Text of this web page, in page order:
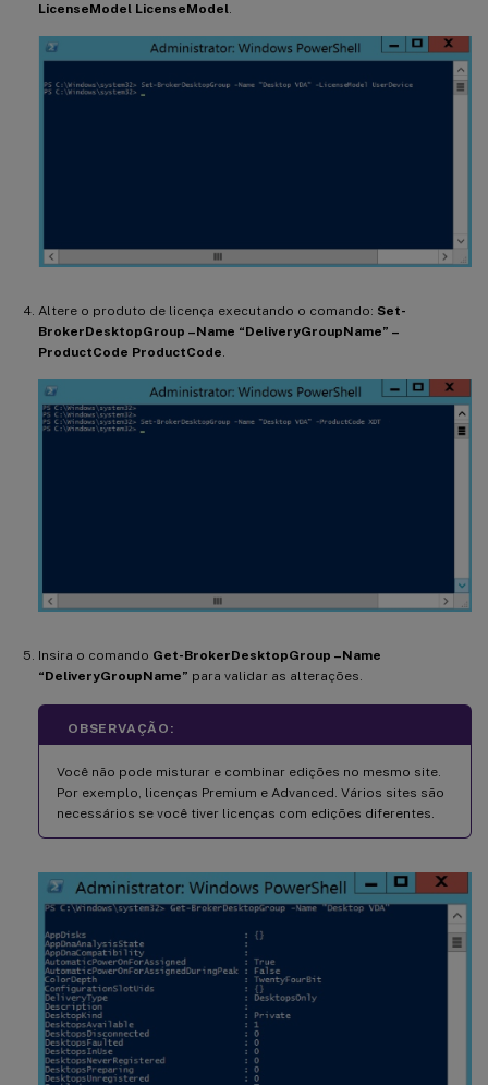
LicenseModel LicenseModel
Altere o produto de licença executando o comando: Set-
BrokerDesktopGroup –Name “DeliveryGroupName” –
ProductCode ProductCode.
Insira o comando Get-BrokerDesktopGroup –Name
“DeliveryGroupName” para validar as alterações.
OBSERVAÇÃO:
Você não pode misturar e combinar edições no mesmo site.
Por exemplo, licenças Premium e Advanced. Vários sites são
necessários se você tiver licenças com edições diferentes.